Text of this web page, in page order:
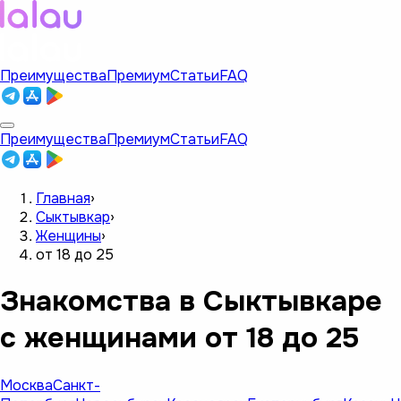
ПреимуществаПремиумСтатьиFAQ
ПреимуществаПремиумСтатьиFAQ
Главная›
Сыктывкар›
Женщины›
от 18 до 25
Знакомства в Сыктывкаре
с женщинами от 18 до 25
МоскваСанкт-